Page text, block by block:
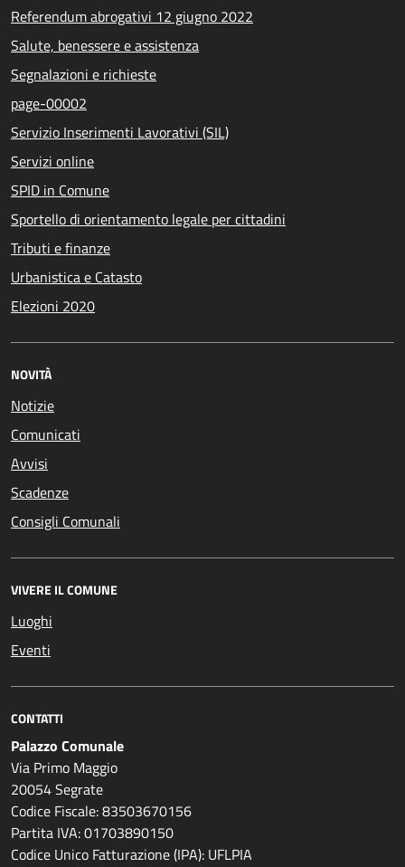
Referendum abrogativi 12 giugno 2022
Salute, benessere e assistenza
Segnalazioni e richieste
page-00002
Servizio Inserimenti Lavorativi (SIL)
Servizi online
SPID in Comune
Sportello di orientamento legale per cittadini
Tributi e finanze
Urbanistica e Catasto
Elezioni 2020
NOVITÀ
Notizie
Comunicati
Avvisi
Scadenze
Consigli Comunali
VIVERE IL COMUNE
Luoghi
Eventi
CONTATTI
Palazzo Comunale
Via Primo Maggio
20054 Segrate
Codice Fiscale: 83503670156
Partita IVA: 01703890150
Codice Unico Fatturazione (IPA): UFLPIA